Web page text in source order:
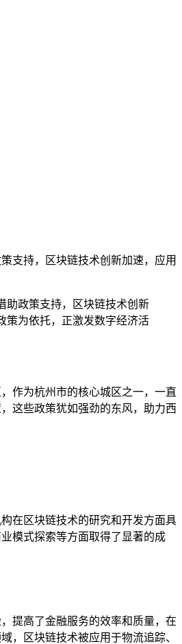
支持，区块链技术创新加速，应用
助政策支持，区块链技术创新
策为依托，正激发数字经济活
作为杭州市的核心城区之一，一直
这些政策犹如强劲的东风，助力西
在区块链技术的研究和开发方面具
模式探索等方面取得了显著的成
提高了金融服务的效率和质量，在
，区块链技术被应用于物流追踪、